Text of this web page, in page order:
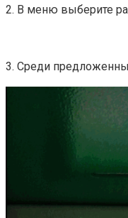
2. В меню выберите
3. Среди